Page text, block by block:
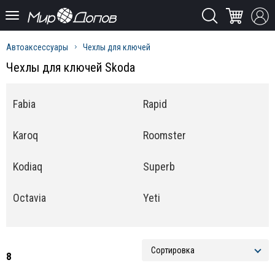
Автоаксессуары Чехлы для ключей
Чехлы для ключей Skoda
Fabia
Karoq
Kodiaq
Octavia
Rapid
Roomster
Superb
Yeti
8